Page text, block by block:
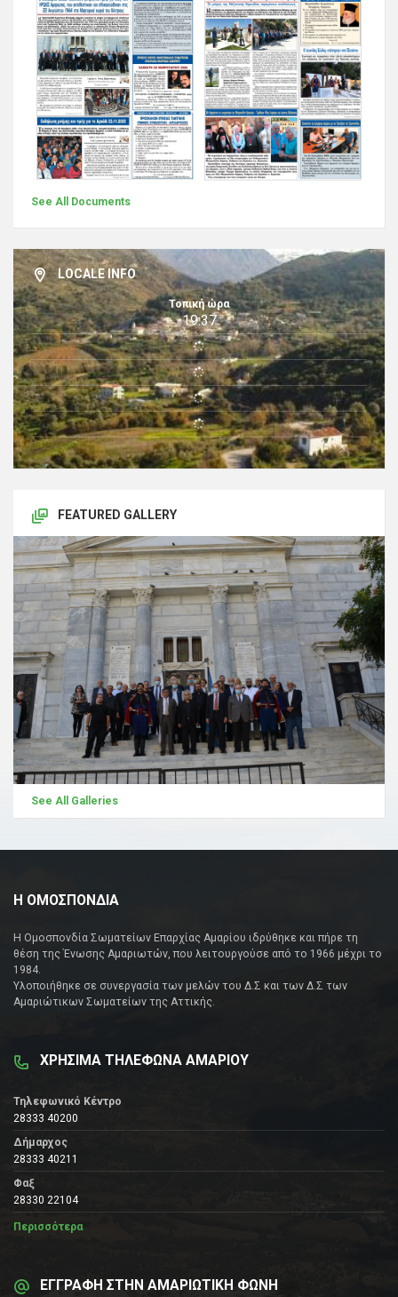
See All Documents
LOCALE INFO
Τοπική ώρα
19:37
FEATURED GALLERY
See All Galleries
Η ΟΜΟΣΠΟΝΔΙΑ
Η Ομοσπονδία Σωματείων Επαρχίας Αμαρίου ιδρύθηκε και πήρε τη
θέση της Ένωσης Αμαριωτών, που λειτουργούσε από το 1966 μέχρι το
1984.
Υλοποιήθηκε σε συνεργασία των μελών του Δ.Σ και των Δ.Σ των
Αμαριώτικων Σωματείων της Αττικής.
ΧΡΗΣΙΜΑ ΤΗΛΕΦΩΝΑ ΑΜΑΡΙΟΥ
Τηλεφωνικό Κέντρο
28333 40200
Δήμαρχος
28333 40211
Φαξ
28330 22104
Περισσότερα
ΕΓΓΡΑΦΗ ΣΤΗΝ ΑΜΑΡΙΩΤΙΚΗ ΦΩΝΗ